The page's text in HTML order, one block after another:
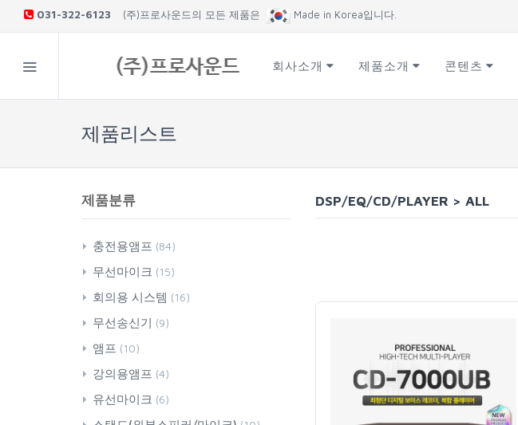
031-322-6123 (주)프로사운드의모든제품은 MadeinKorea입니다.
회사소개 제품소개 콘텐츠
제품리스트
DSP/EQ/CD/PLAYER>ALL
제품분류
충전용앰프 (84)
매장용
교육장용
대중집회용
무선마이크 (15)
200MHz
900MHz
회의용시스템 (16)
Conference
GooseNeck
무선송신기 (9)
VHF200MHz
VHF900MHz
앰프 (10)
200Watt
300~400Watt
100Watt
강의용앰프 (4)
유선마이크 (6)